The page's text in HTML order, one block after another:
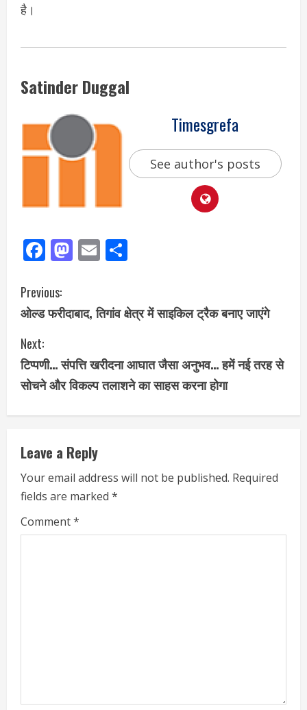
है।
Satinder Duggal
Timesgrefa
See author's posts
Facebook
Mastodon
Email
Previous:
ओल्ड फरीदाबाद, तिगांव क्षेत्र में साइकिल ट्रैक बनाए जाएंगे
Next:
टिप्पणी… संपत्ति खरीदना आघात जैसा अनुभव… हमें नई तरह से
सोचने और विकल्प तलाशने का साहस करना होगा
Leave a Reply
Your email address will not be published. Required
fields are marked *
Comment*